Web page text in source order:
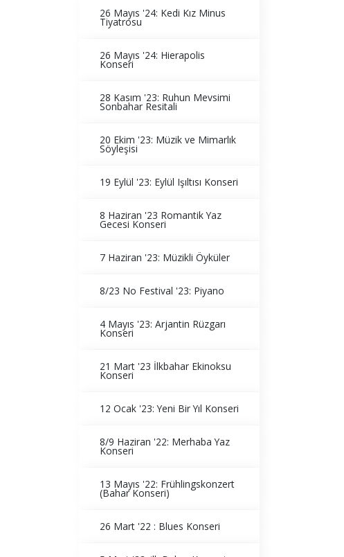
26 Mayıs '24: Kedi Kız Minus
Tiyatrosu
26 Mayıs '24: Hierapolis
Konseri
28 Kasım '23: Ruhun Mevsimi
Sonbahar Resitali
20 Ekim '23: Müzik ve Mimarlık
Söyleşisi
19 Eylül '23: Eylül Işıltısı Konseri
8 Haziran '23 Romantik Yaz
Gecesi Konseri
7 Haziran '23: Müzikli Öyküler
8/23 No Festival '23: Piyano
4 Mayıs '23: Arjantin Rüzgarı
Konseri
21 Mart '23 İlkbahar Ekinoksu
Konseri
12 Ocak '23: Yeni Bir Yıl Konseri
8/9 Haziran '22: Merhaba Yaz
Konseri
13 Mayıs '22: Frühlingskonzert
(Bahar Konseri)
26 Mart '22 : Blues Konseri